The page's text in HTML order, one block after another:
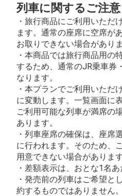
列車に関するご注
・旅行商品にご利用いただ
ます。通常の座席に空席が
お取りできない場合がありま
・本商品では旅行商品用の
するため、通常のJR乗車券
なります。
・本プランでご利用いただ
に変動します。一覧画面に
ご利用可能な列車が満席の
あります。
・列車座席の確保は、座席
に行われます。そのため、
用意できない場合があります
・差額表示は、おとな1名あ
・発売前の列車はご希望と
約するものではありません